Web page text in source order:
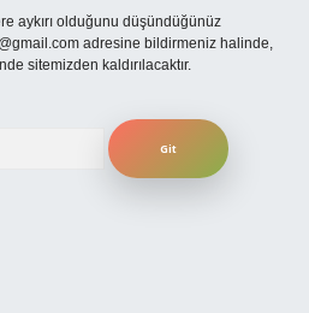
aykırı olduğunu düşündüğünüz
adresine bildirmeniz halinde,
sitemizden kaldırılacaktır.